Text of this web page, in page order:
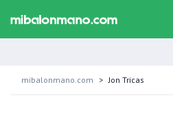
mibalonmano.com Jon Tricas